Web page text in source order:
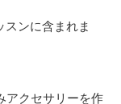
ンに含まれま
アクセサリーを作